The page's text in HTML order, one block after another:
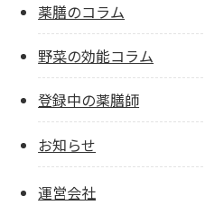
薬膳のコラム
野菜の効能コラム
登録中の薬膳師
お知らせ
運営会社